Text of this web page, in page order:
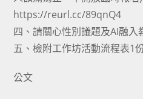
https://reurl.cc/89qnQ4
四、請關心性別議題及AI融入
五、檢附工作坊活動流程表1
公文